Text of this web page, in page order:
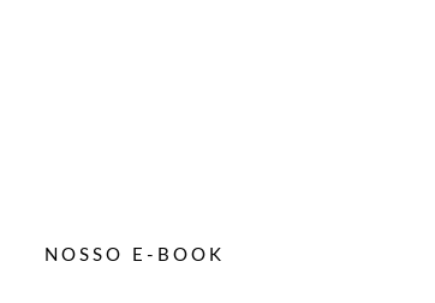
NOSSO E-BOOK